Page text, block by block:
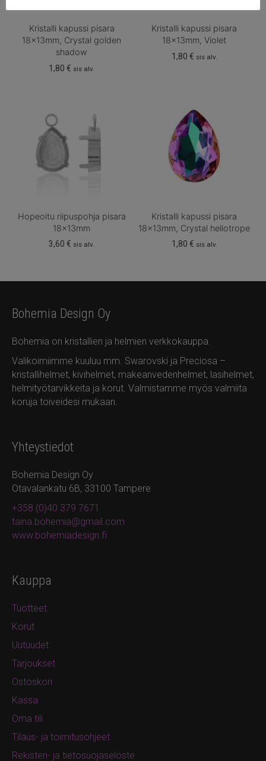
Kristalli kapussi pisara
18x13mm, Crystal golden
shadow
1,80€ sis alv.
Kristalli kapussi pisara
18x13mm, Violet
1,80 € sis alv.
Hopeoitu riipuspohja pisara
18x13mm
3,60€ sis alv.
Kristalli kapussi pisara
18x13mm, Crystal heliotrope
1,80 € sis alv.
Bohemia Design Oy
Bohemia on kristallien ja helmien verkkokauppa.
Valikoimiimme kuuluu mm. Swarovski ja Preciosa –
kristallihelmet, kivihelmet, makeanvedenhelmet, lasihelmet,
helmityötarvikkeita ja korut. Valmistamme myös valmiita
koruja toiveidesi mukaan.
Yhteystiedot
Bohemia Design Oy
Otavalankatu 6B, 33100 Tampere
+358 (0)40 379 7671
taina.bohemia@gmail.com
www.bohemiadesign.fi
Kauppa
Tuotteet
Korut
Uutuudet
Tarjoukset
Ostoskori
Kassa
Oma tili
Tilaus- ja toimitusohjeet
Rekisteri- ja tietosuojaseloste